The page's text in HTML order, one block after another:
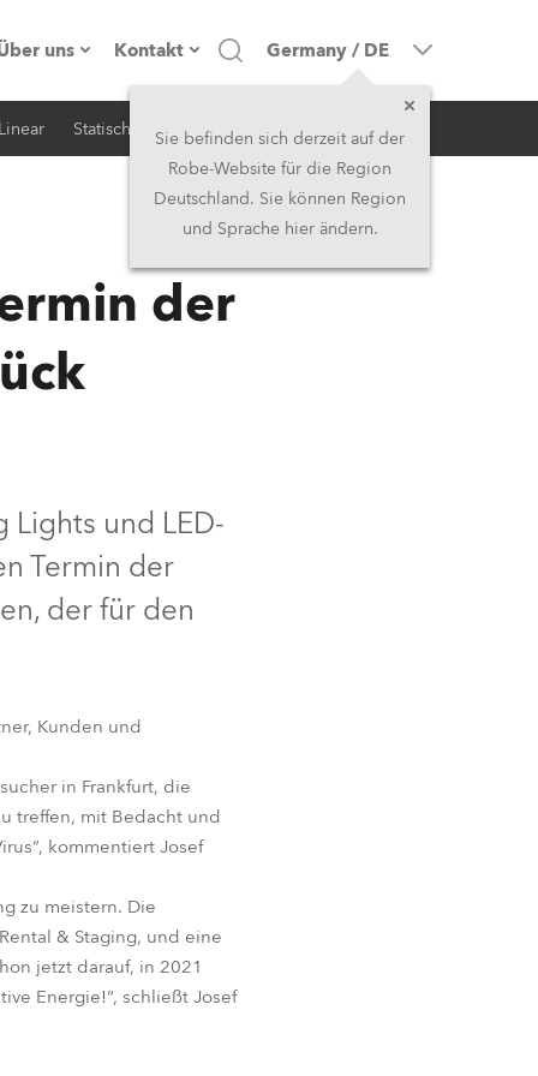
uns
Firmenprofil
Made in the EU
Geschichte
Jobs
Kontakt
Hauptsitz
Hauptsitz & Werk
Nordamerika und Karibik
Irland
Deutschland
Global
Russischsprachige Gebiete
Lateinamerika
Germany / DE
Sie befinden sich derzeit auf der
Robe-Website für die Region
Deutschland. Sie können Region
und Sprache hier ändern.
Statisch iSerie Architektur
RSS
der
und LED-
Termin der
der für den
Kunden und
in Frankfurt, die
treffen, mit Bedacht und
kommentiert Josef
zu meistern. Die
& Staging, und eine
jetzt darauf, in 2021
Energie!“, schließt Josef